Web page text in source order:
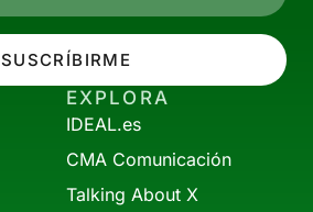
SUSCRÍBIRME
EXPLORA
IDEAL.es
CMA Comunicación
Talking About X